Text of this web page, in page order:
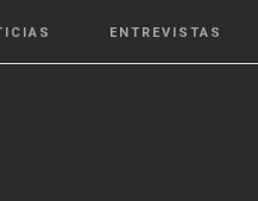
ENTREVISTAS